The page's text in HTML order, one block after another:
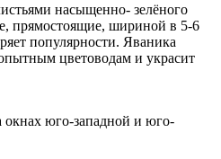
насыщенно- зелёного
прямостоящие, шириной в 5-6
популярности. Яваника
цветоводам и украсит
окнах юго-западной и юго-